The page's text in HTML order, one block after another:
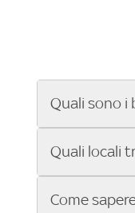
Quali sono i
Se cerchi un
ENILIVE, la
Sky Bar ti
Quali locali
Vuoi sapere
Come